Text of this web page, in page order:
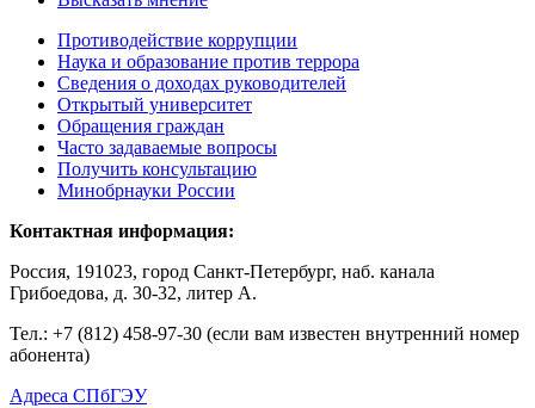
Противодействие коррупции
Наука и образование против террора
Сведения о доходах руководителей
Открытый университет
Обращения граждан
Часто задаваемые вопросы
Получить консультацию
Минобрнауки России
Контактная информация:
Россия, 191023, город Санкт-Петербург, наб. канала
Грибоедова, д. 30-32, литер А.
Тел.: +7 (812) 458-97-30 (если вам известен внутренний номер
абонента)
Адреса СПбГЭУ